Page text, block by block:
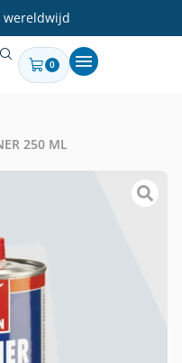
wereldwijd
0
250 ML